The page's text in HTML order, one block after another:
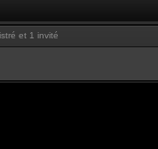
et 1 invité